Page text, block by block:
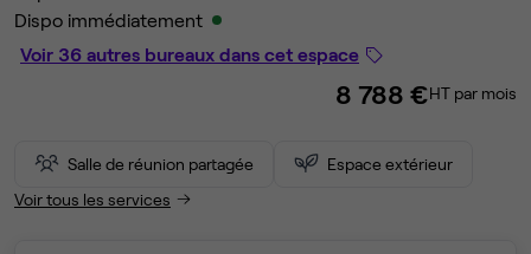
Dispo immédiatement
Voir 36 autres bureaux dans cet espace
8 788 €HT par mois
Salle de réunion partagée
Espace extérieur
Voir tous les services